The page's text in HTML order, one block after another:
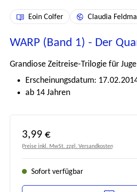
Eoin Colfer Claudia
WARP (Band 1) - Der
Grandiose Zeitreise-Trilogie für
Erscheinungsdatum:
ab 14 Jahren
Regulärer Preis:
3,99 €
Preise inkl. MwSt. zzgl. Versandkosten
Sofort verfügbar